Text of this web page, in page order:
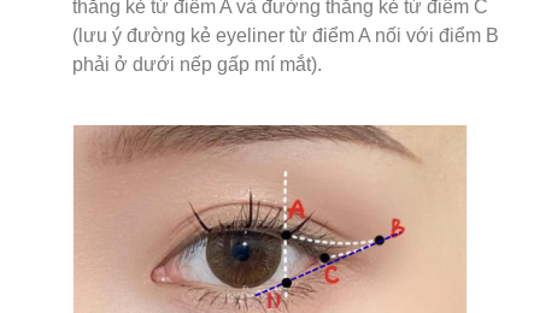
thẳng kẻ từ điểm A và đường thẳng kẻ từ điểm C
(lưu ý đường kẻ eyeliner từ điểm A nối với điểm B
phải ở dưới nếp gấp mí mắt).